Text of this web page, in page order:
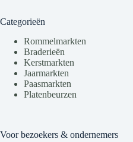
Categorieën
Rommelmarkten
Braderieën
Kerstmarkten
Jaarmarkten
Paasmarkten
Platenbeurzen
Voor bezoekers & ondernemers